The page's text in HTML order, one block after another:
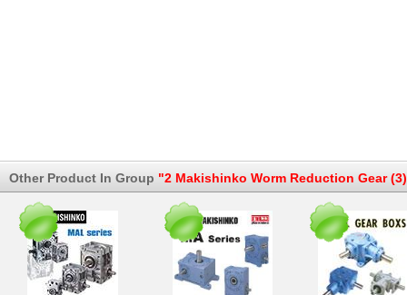
Other Product In Group "2 Makishinko Worm Reduction Gear